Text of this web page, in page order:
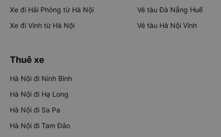
Xe đi Hải Phòng từ Hà Nội
Xe đi Vinh từ Hà Nội
Vé tàu Đà Nẵng Huế
Vé tàu Hà Nội Vinh
Thuê xe
Hà Nội đi Ninh Bình
Hà Nội đi Hạ Long
Hà Nội đi Sa Pa
Hà Nội đi Tam Đảo